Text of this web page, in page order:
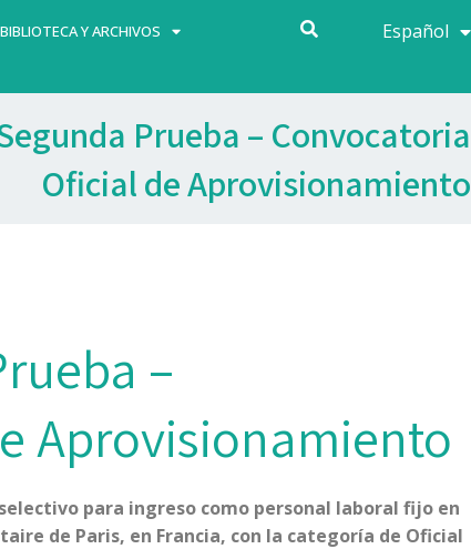
BIBLIOTECA Y ARCHIVOS Español
Français
Prueba – Convocatoria
Oficial de Aprovisionamiento
–
Aprovisionamiento
para ingreso como personal laboral fijo en
de Paris, en Francia, con la categoría de Oficial